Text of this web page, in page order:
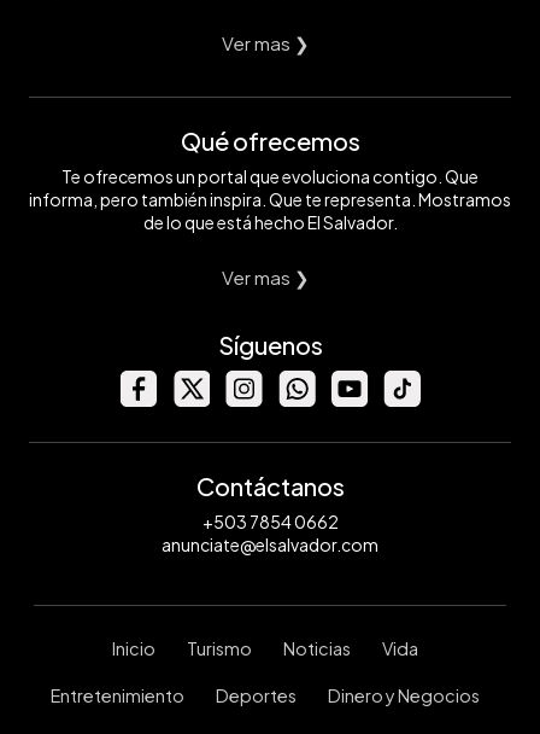
Ver mas ❯
Qué ofrecemos
Te ofrecemos un portal que evoluciona contigo. Que
informa, pero también inspira. Que te representa. Mostramos
de lo que está hecho El Salvador.
Ver mas ❯
Síguenos
Contáctanos
+503 7854 0662
anunciate@elsalvador.com
Inicio Turismo Noticias Vida
Entretenimiento Deportes Dinero y Negocios